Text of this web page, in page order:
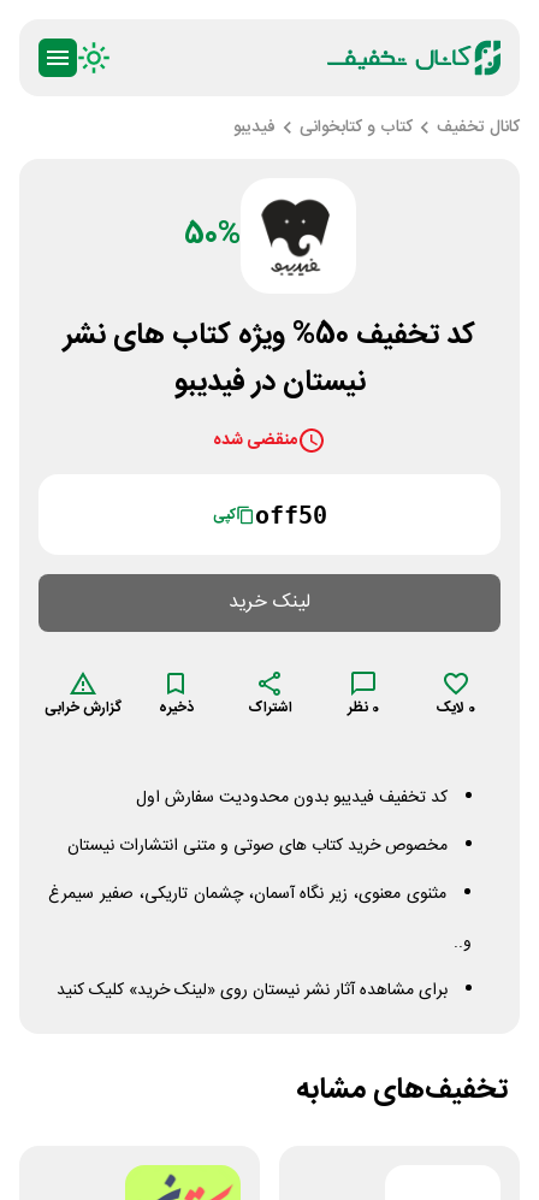
کانال تخفیف کتاب و کتابخوانی فیدیبو
50%
کد تخفیف 50% ویژه کتاب های نشر
نیستان در فیدیبو
منقضی شده
off50 کپی
لینک خرید
0 لایک 0 نظر اشتراک ذخیره گزارش خرابی
کد تخفیف فیدیبو بدون محدودیت سفارش اول
مخصوص خرید کتاب های صوتی و متنی انتشارات نیستان
مثنوی معنوی، زیر نگاه آسمان، چشمان تاریکی، صفیر سیمرغ
و..
برای مشاهده آثار نشر نیستان روی «لینک خرید» کلیک کنید
تخفیف‌های مشابه